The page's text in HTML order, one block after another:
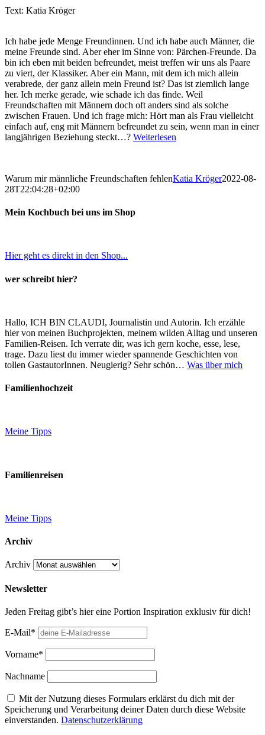
Text: Katia Kröger
Ich habe jede Menge Freundinnen. Und ich habe auch Männer, die
meine Freunde sind. Aber eher im Sinne von: Pärchen-Freunde. Da
bin ich eben mit beiden befreundet, meist treffen wir uns als Paare
zu viert, der Klassiker. Aber ein Mann, mit dem ich mich allein
verabrede, der ganz allein mein Freund ist? Das ist ziemlich lange
her. Ich merke gerade, wie schade ich das finde. Weil
Freundschaften mit Männern doch oft anders sind als solche
zwischen Frauen. Und ich frage mich: Hört man als Frau vielleicht
einfach auf, eng mit Männern befreundet zu sein, wenn man in einer
langjährigen Beziehung steckt…? Weiterlesen
Warum mir männliche Freundschaften fehlenKatia Kröger2022-08-
28T22:04:28+02:00
Mein Kochbuch bei uns im Shop
Hier geht es direkt in den Shop...
wer schreibt hier?
Hallo, ICH BIN CLAUDI, Journalistin und Autorin. Ich erzähle
hier von meinen Buchprojekten, meinem wilden Alltag und unseren
Familien-Reisen. Ich verrate dir, was ich gern koche, esse, lese,
trage. Dazu liest du immer wieder spannende Geschichten von
tollen GastautorInnen. Neugierig? Sehr schön… Was über mich
Familienhochzeit
Meine Tipps
Familienreisen
Meine Tipps
Archiv
Archiv
Newsletter
Jeden Freitag gibt’s hier eine Portion Inspiration exklusiv für dich!
E-Mail*
Vorname*
Nachname
Mit der Nutzung dieses Formulars erklärst du dich mit der
Speicherung und Verarbeitung deiner Daten durch diese Website
einverstanden. Datenschutzerklärung